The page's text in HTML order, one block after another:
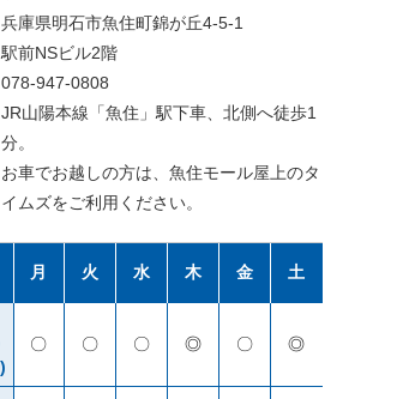
兵庫県明石市魚住町錦が丘4-5-1
駅前NSビル2階
078-947-0808
JR山陽本線「魚住」駅下車、北側へ徒歩1
分。
お車でお越しの方は、魚住モール屋上のタ
イムズをご利用ください。